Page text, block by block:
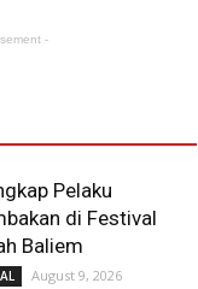
-
Pelaku
di Festival
Baliem
August 9, 2026